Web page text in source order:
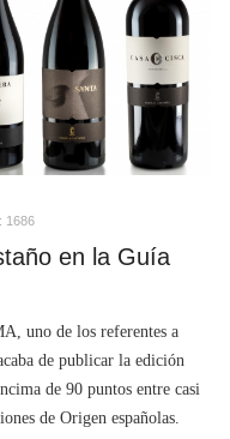
1686
en la Guía
uno de los referentes a
de publicar la edición
de 90 puntos entre casi
de Origen españolas.